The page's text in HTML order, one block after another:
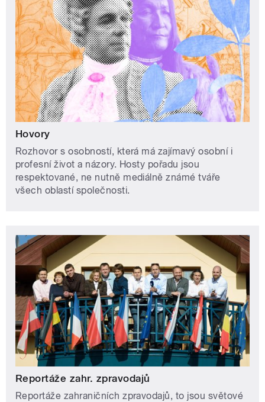
Hovory
Rozhovor s osobností, která má zajímavý osobní i
profesní život a názory. Hosty pořadu jsou
respektované, ne nutně mediálně známé tváře
všech oblastí společnosti.
Reportáže zahr. zpravodajů
Reportáže zahraničních zpravodajů, to jsou světové